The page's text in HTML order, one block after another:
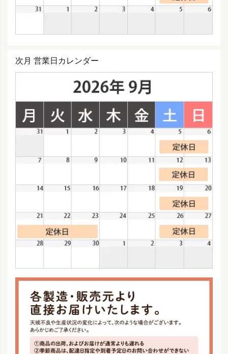
次月 営業日カレンダー